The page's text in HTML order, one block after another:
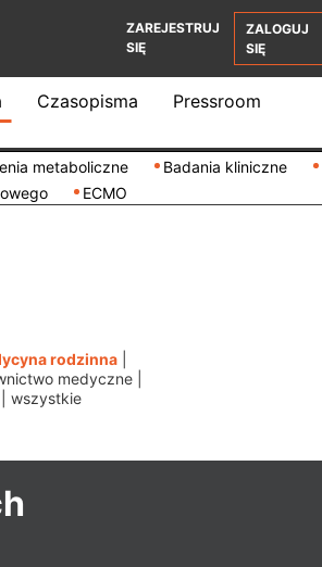
ZAREJESTRUJ
SIĘ
ZALOGUJ
SIĘ
Czasopisma Pressroom
metaboliczne Badania kliniczne
ECMO
rodzinna|
medyczne|
wszystkie